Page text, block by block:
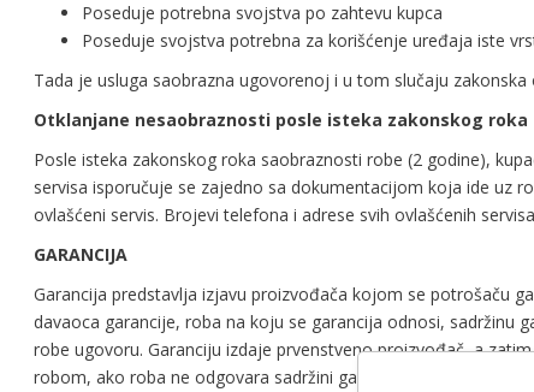
Poseduje potrebna svojstva po zahtevu kupca
Poseduje svojstva potrebna za korišćenje uređaja iste
Tada je usluga saobrazna ugovorenoj i u tom slučaju
Otklanjane nesaobraznosti posle isteka zakonskog roka
Posle isteka zakonskog roka saobraznosti robe (2 godine),
servisa isporučuje se zajedno sa dokumentacijom koja ide uz
ovlašćeni servis. Brojevi telefona i adrese svih ovlašćenih
GARANCIJA
Garancija predstavlja izjavu proizvođača kojom se potrošaču
davaoca garancije, roba na koju se garancija odnosi, sadržinu
robe ugovoru. Garanciju izdaje prvenstveno proizvođač, a
robom, ako roba ne odgovara sadržini garantne izjave koji se